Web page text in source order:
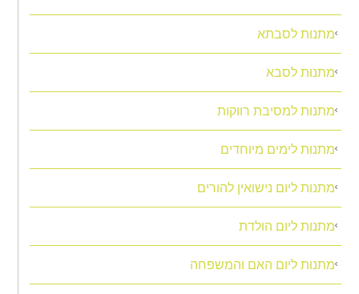
מתנות לסבתא
מתנות לסבא
מתנות למסיבת רווקות
מתנות לימים מיוחדים
מתנות ליום נישואין להורים
מתנות ליום הולדת
מתנות ליום האם והמשפחה